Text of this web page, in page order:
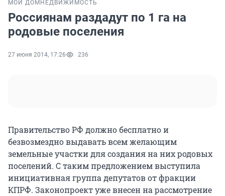
МОЙ ДОМ НЕДВИЖИМОСТЬ
Россиянам раздадут по 1 га на
родовые поселения
27 июня 2014, 17:26 236
Правительство РФ должно бесплатно и
безвозмездно выдавать всем желающим
земельные участки для создания на них родовых
поселений. С таким предложением выступила
инициативная группа депутатов от фракции
КПРФ. Законопроект уже внесен на рассмотрение